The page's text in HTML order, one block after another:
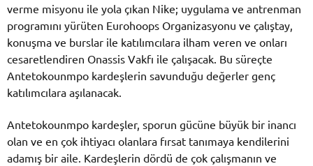
verme misyonu ile yola çıkan Nike; uygulama ve antrenman
programını yürüten Eurohoops Organizasyonu ve çalıştay,
konuşma ve burslar ile katılımcılara ilham veren ve onları
cesaretlendiren Onassis Vakfı ile çalışacak. Bu süreçte
Antetokounmpo kardeşlerin savunduğu değerler genç
katılımcılara aşılanacak.
Antetokounmpo kardeşler, sporun gücüne büyük bir inancı
olan ve en çok ihtiyacı olanlara fırsat tanımaya kendilerini
adamış bir aile. Kardeşlerin dördü de çok çalışmanın ve